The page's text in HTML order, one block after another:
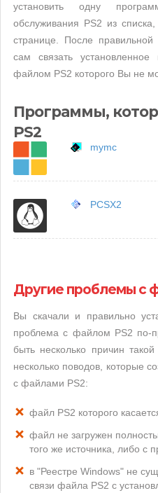
установить одну
обслуживания PS2 из
странице. После
сам связать
файлом PS2 которого Вы не
Программы,
PS2
mymc
PCSX2
Другие проблемы с
Вы скачали и правильно
проблема с файлом PS2 по-
быть несколько причин
несколько поводов, которые
с файлами PS2:
файл PS2 которого
файл не загружен
того же источника, либо с
в "Реестре Windows" не
связи файла PS2 с